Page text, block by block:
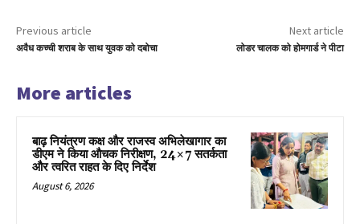
Previous article
अवैध कच्ची शराब के साथ युवक को दबोचा
Next article
लोडर चालक को होमगार्ड ने पीटा
More articles
बाढ़ नियंत्रण कक्ष और राजस्व अभिलेखागार का
डीएम ने किया औचक निरीक्षण, 24×7 सतर्कता
और त्वरित राहत के दिए निर्देश
August 6, 2026